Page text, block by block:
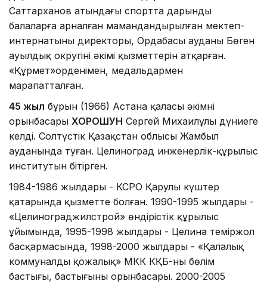
Саттарханов атындағы спортта дарынды
балаларға арналған мамандандырылған мектеп-
интернатының директоры, Ордабасы ауданы Бөген
ауылдық округінің әкімі қызметтерін атқарған.
«Құрмет»орденімен, медальдармен
марапатталған.
45 жыл бұрын (1966) Астана қаласы әкімнің
орынбасары ХОРОШУН Сергей Михаилұлы дүниеге
келді. Солтүстік Қазақстан облысы Жамбыл
ауданында туған. Целиноград инженерлік-құрылыс
институтын бітірген.
1984-1986 жылдары - КСРО Қарулы күштер
қатарында қызметте болған. 1990-1995 жылдары -
«Целинограджилстрой» өндірістік құрылыс
ұйымында, 1995-1998 жылдары - Целина теміржол
басқармасында, 1998-2000 жылдары - «Қалалық
коммуналды қожалық» МКК КҚБ-ның бөлім
бастығы, бастығының орынбасары. 2000-2005